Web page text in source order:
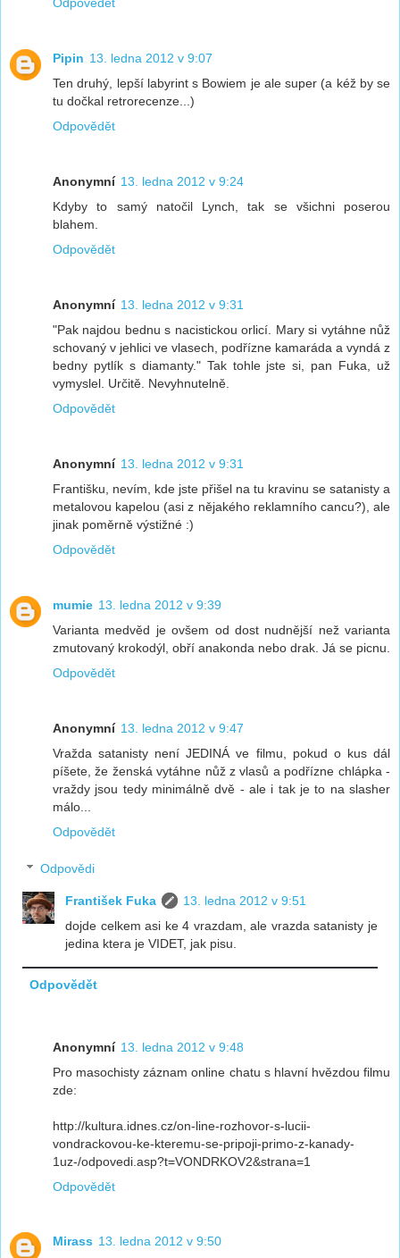
Pipin 13. ledna 2012 v 9:07
Ten druhý, lepší labyrint s Bowiem je ale super (a kéž by se
tu dočkal retrorecenze...)
Odpovědět
Anonymní 13. ledna 2012 v 9:24
Kdyby to samý natočil Lynch, tak se všichni poserou
blahem.
Odpovědět
Anonymní 13. ledna 2012 v 9:31
"Pak najdou bednu s nacistickou orlicí. Mary si vytáhne nůž
schovaný v jehlici ve vlasech, podřízne kamaráda a vyndá z
bedny pytlík s diamanty." Tak tohle jste si, pan Fuka, už
vymyslel. Určitě. Nevyhnutelně.
Odpovědět
Anonymní 13. ledna 2012 v 9:31
Františku, nevím, kde jste přišel na tu kravinu se satanisty a
metalovou kapelou (asi z nějakého reklamního cancu?), ale
jinak poměrně výstižné :)
Odpovědět
mumie 13. ledna 2012 v 9:39
Varianta medvěd je ovšem od dost nudnější než varianta
zmutovaný krokodýl, obří anakonda nebo drak. Já se picnu.
Odpovědět
Anonymní 13. ledna 2012 v 9:47
Vražda satanisty není JEDINÁ ve filmu, pokud o kus dál
píšete, že ženská vytáhne nůž z vlasů a podřízne chlápka -
vraždy jsou tedy minimálně dvě - ale i tak je to na slasher
málo...
Odpovědět
Odpovědi
František Fuka
13. ledna 2012 v 9:51
dojde celkem asi ke 4 vrazdam, ale vrazda satanisty je
jedina ktera je VIDET, jak pisu.
Odpovědět
Anonymní 13. ledna 2012 v 9:48
Pro masochisty záznam online chatu s hlavní hvězdou filmu
zde:
http://kultura.idnes.cz/on-line-rozhovor-s-lucii-
vondrackovou-ke-kteremu-se-pripoji-primo-z-kanady-
1uz-/odpovedi.asp?t=VONDRKOV2&strana=1
Odpovědět
Mirass 13. ledna 2012 v 9:50